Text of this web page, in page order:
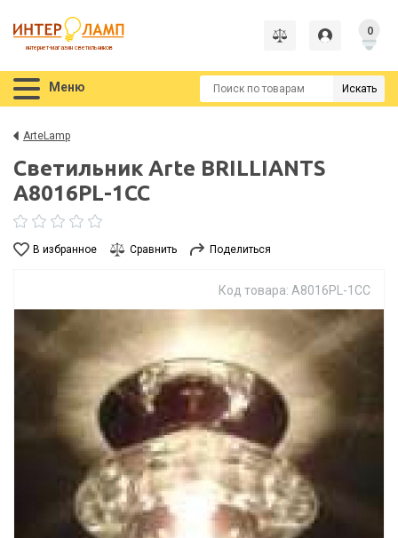
интернет-магазин светильников
0
Меню Искать
ArteLamp
Светильник Arte BRILLIANTS
A8016PL-1CC
В избранное Сравнить Поделиться
Код товара: A8016PL-1CC